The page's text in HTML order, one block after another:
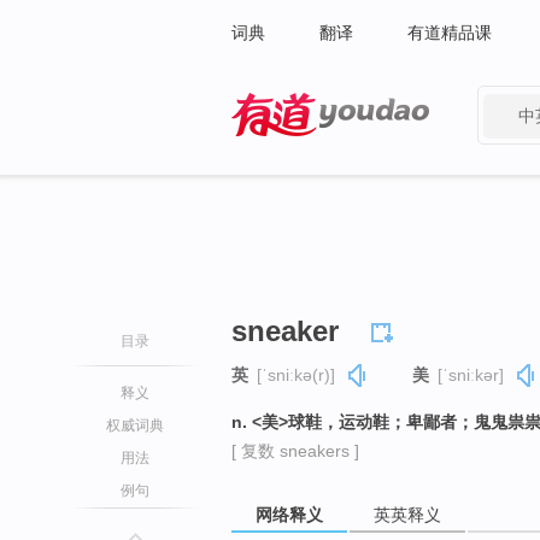
词典 翻译 有道精品课
中
目录
释义
权威词典
用法
例句
sneaker
英 [ˈsniːkə(r)] 美 [ˈsniːkər]
n. <美>球鞋，运动鞋；卑鄙者；鬼鬼祟
[ 复数 sneakers ]
网络释义 英英释义